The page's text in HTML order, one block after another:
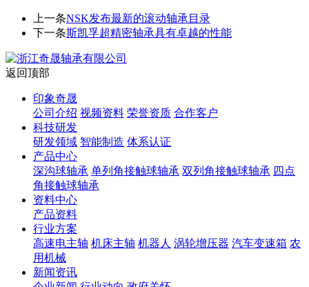
上一条NSK发布最新的滚动轴承目录
下一条斯凯孚超精密轴承具有卓越的性能
返回顶部
印象奇晟
公司介绍 视频资料 荣誉资质 合作客户
科技研发
研发领域 智能制造 体系认证
产品中心
深沟球轴承 单列角接触球轴承 双列角接触球轴承 四点
角接触球轴承
资料中心
产品资料
行业方案
高速电主轴 机床主轴 机器人 涡轮增压器 汽车变速箱 农
用机械
新闻资讯